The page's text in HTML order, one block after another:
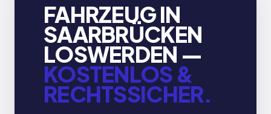
FAHRZEUG IN
SAARBRÜCKEN
LOSWERDEN —
KOSTENLOS &
RECHTSSICHER.